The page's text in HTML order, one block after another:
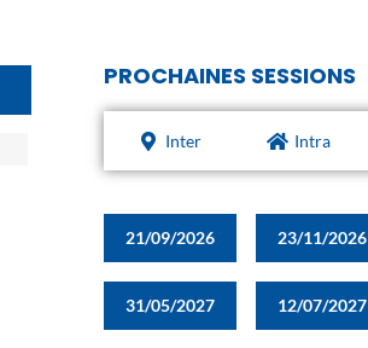
PROCHAINES SESSIONS
Inter Intra
21/09/2026 23/11/2026
31/05/2027 12/07/2027